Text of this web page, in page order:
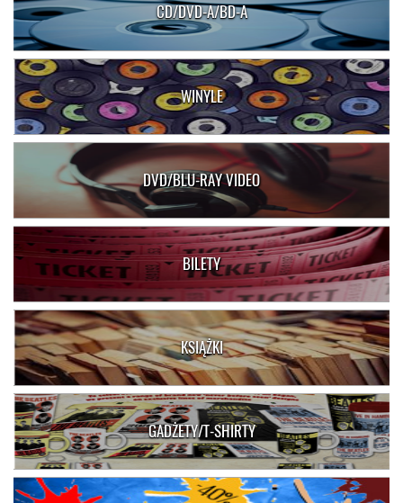
CD/DVD-A/BD-A
WINYLE
DVD/BLU-RAY VIDEO
BILETY
KSIĄŻKI
GADŻETY/T-SHIRTY